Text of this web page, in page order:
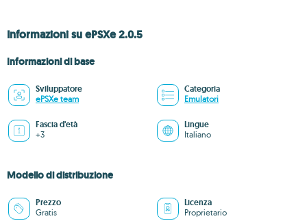
Informazioni su ePSXe 2.0.5
Informazioni di base
Sviluppatore
ePSXe team
Categoria
Emulatori
Fascia d'età
+3
Lingue
Italiano
Modello di distribuzione
Prezzo
Gratis
Licenza
Proprietario